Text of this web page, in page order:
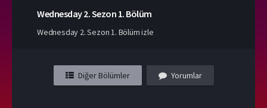
Wednesday2. Sezon 1. Bölüm
Wednesday 2. Sezon 1. Bölüm izle
Diğer Bölümler Yorumlar